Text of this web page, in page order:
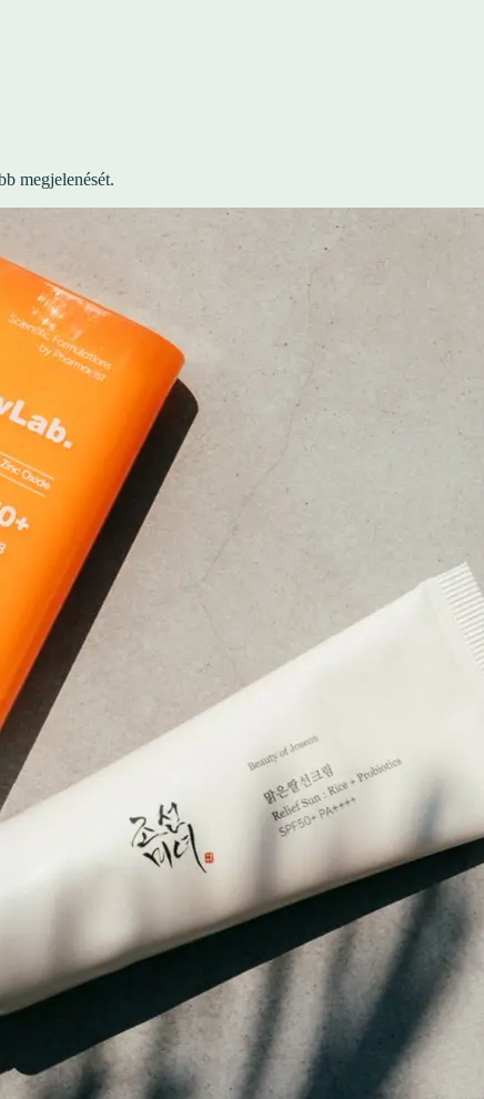
megjelenését.